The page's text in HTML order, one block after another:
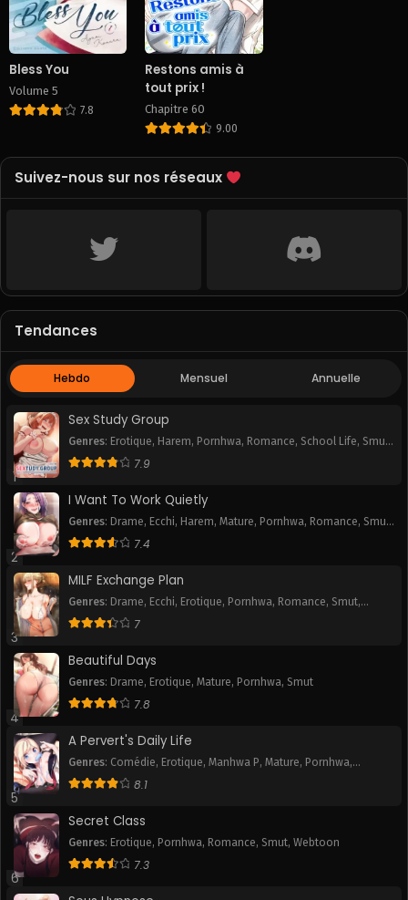
May 25, 2025 May 25, 2025
Chapitre 2
May 25, 2025
Chapitre 1
May 25, 2025
Bless You
Volume 5
7.8
Restons amis à
tout prix !
Chapitre 60
9.00
Suivez-nous sur nos réseaux
Tendances
Hebdo Mensuel Annuelle
1
Sex Study Group
Genres: Erotique, Harem, Pornhwa, Romance, School Life, Smut,
Webtoon
7.9
2
I Want To Work Quietly
Genres: Drame, Ecchi, Harem, Mature, Pornhwa, Romance, Smut,
Webtoon
7.4
3
MILF Exchange Plan
Genres: Drame, Ecchi, Erotique, Pornhwa, Romance, Smut,
Webtoon
7
4
Beautiful Days
Genres: Drame, Erotique, Mature, Pornhwa, Smut
7.8
5
A Pervert's Daily Life
Genres: Comédie, Erotique, Manhwa P, Mature, Pornhwa,
Romance,Slice of Life
8.1
6
Secret Class
Genres: Erotique, Pornhwa, Romance, Smut, Webtoon
7.3